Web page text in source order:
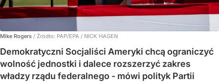
Mike Rogers / Źródło: PAP/EPA / NICK HAGEN
Demokratyczni Socjaliści Ameryki chcą ograniczyć
wolność jednostki i dalece rozszerzyć zakres
władzy rządu federalnego - mówi polityk Partii